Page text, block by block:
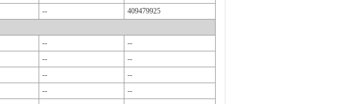
--
409479925
--
--
--
--
--
--
--
--